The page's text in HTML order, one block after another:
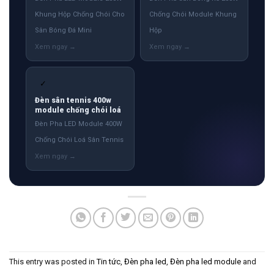
Khung Hộp Chống Chói Cho
Sân Bóng Đá Mini
Chống Chói Module Khung
Hộp
✓
Đèn sân tennis 400w
module chống chói loá
Đèn Pha LED Module 400W
Chống Chói Loá Sân Tennis
This entry was posted inTin tức, Đèn pha led, Đèn pha led module and